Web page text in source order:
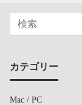
カテゴリー
Mac / PC